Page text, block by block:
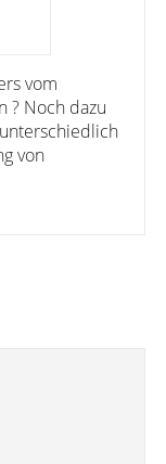
vom
? Noch dazu
von